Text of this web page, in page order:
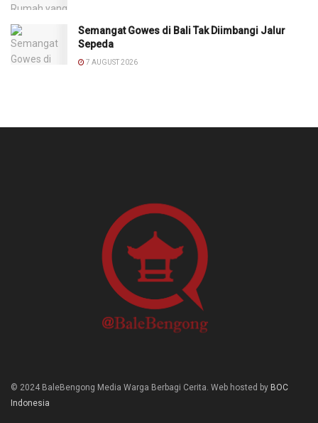
Semangat Gowes di Bali Tak Diimbangi Jalur
Sepeda
7 AUGUST 2026
© 2024 BaleBengong Media Warga Berbagi Cerita. Web hosted by BOC
Indonesia